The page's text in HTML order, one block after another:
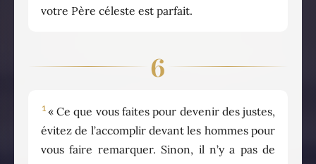
votre Père céleste est parfait.
6
1 « Ce que vous faites pour devenir des justes,
évitez de l’accomplir devant les hommes pour
vous faire remarquer. Sinon, il n’y a pas de